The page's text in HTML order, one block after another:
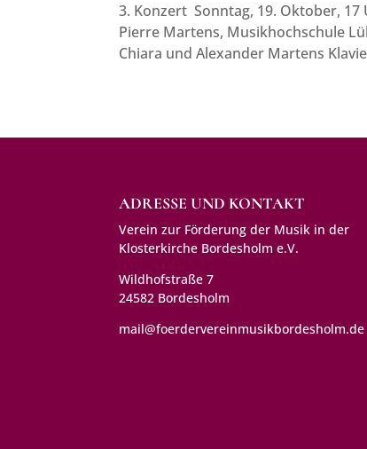
3. Konzert Sonntag, 19. Oktober,
Pierre Martens, Musikhochschule
Chiara und Alexander Martens
ADRESSE UND KONTAKT
Verein zur Förderung der Musik in der
Klosterkirche Bordesholm e.V.
Wildhofstraße 7
24582 Bordesholm
mail@foerdervereinmusikbordesholm.de